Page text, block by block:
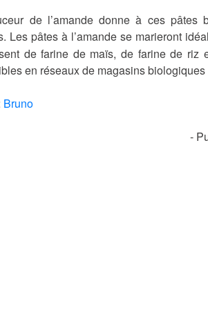
de l’amande donne à ces pâtes
Les pâtes à l’amande se marieront
defarine de maïs, de farine de riz
en réseaux de magasins
Bruno
-